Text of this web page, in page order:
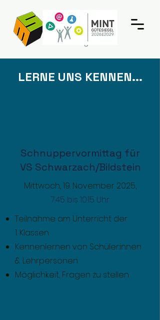
Mittelschule
Schwarzach
Vorarlberg
LERNE UNS KENNEN...
Schnuppervormittag für
VS Schwarzach/Bildstein
Mittwoch, 19. November 2025,
7.45 bis 10.15 Uhr
Teilnahme am Unterricht der
1. Klassen
Kennenlernen von Schüler:innen
& Lehrpersonen
Möglichkeit, Fragen zu stellen